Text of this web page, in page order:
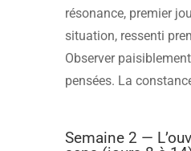
résonance, premier
situation, ressenti
Observer
pensées. La
Semaine 2 —